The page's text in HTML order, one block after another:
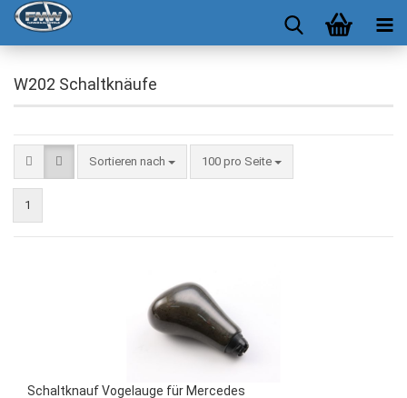
W202 Schaltknäufe
Sortieren nach 100 pro Seite
1
Schaltknauf Vogelauge für Mercedes